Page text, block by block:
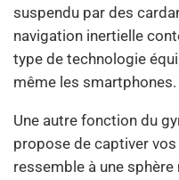
suspendu par des
navigation inertielle
type de technologie
même les smartphones.
Une autre fonction du
propose de captiver vos
ressemble à une